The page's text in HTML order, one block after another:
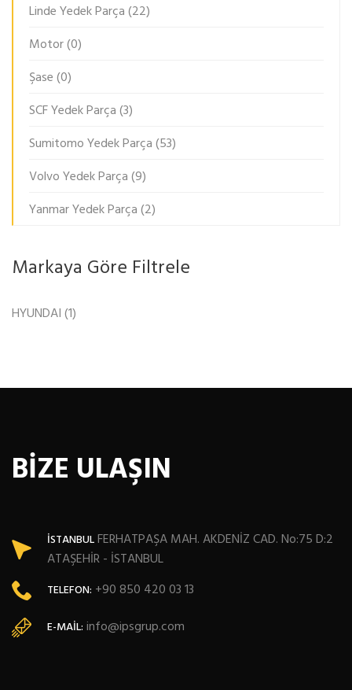
Linde Yedek Parça(22)
Motor(0)
Şase(0)
SCF Yedek Parça(3)
Sumitomo Yedek Parça(53)
Volvo Yedek Parça(9)
Yanmar Yedek Parça(2)
Markaya Göre Filtrele
HYUNDAI(1)
BİZE ULAŞIN
İSTANBULFERHATPAŞA MAH. AKDENİZ CAD. No:75 D:2
ATAŞEHİR - İSTANBUL
TELEFON: +90 850 420 03 13
E-MAIL: info@ipsgrup.com